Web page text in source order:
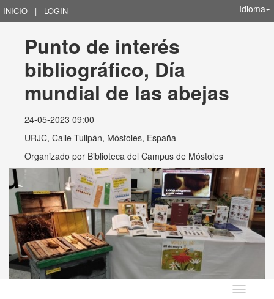
INICIO | LOGIN Idioma
Punto de interés
bibliográfico, Día
mundial de las abejas
24-05-2023 09:00
URJC, Calle Tulipán, Móstoles, España
Organizado por Biblioteca del Campus de Móstoles
Idioma